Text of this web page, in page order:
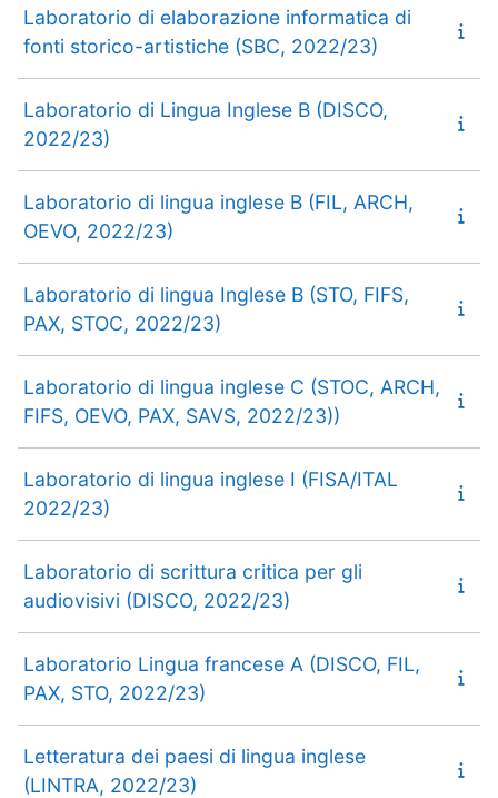
Laboratorio di elaborazione informatica di
fonti storico-artistiche (SBC, 2022/23)
Laboratorio di Lingua Inglese B (DISCO,
2022/23)
Laboratorio di lingua inglese B (FIL, ARCH,
OEVO, 2022/23)
Laboratorio di lingua Inglese B (STO, FIFS,
PAX, STOC, 2022/23)
Laboratorio di lingua inglese C (STOC, ARCH,
FIFS, OEVO, PAX, SAVS, 2022/23))
Laboratorio di lingua inglese I (FISA/ITAL
2022/23)
Laboratorio di scrittura critica per gli
audiovisivi (DISCO, 2022/23)
Laboratorio Lingua francese A (DISCO, FIL,
PAX, STO, 2022/23)
Letteratura dei paesi di lingua inglese
(LINTRA, 2022/23)